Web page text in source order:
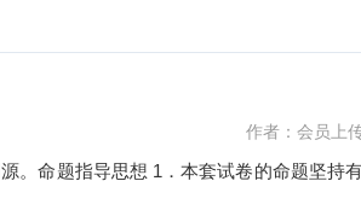
作者：会员上